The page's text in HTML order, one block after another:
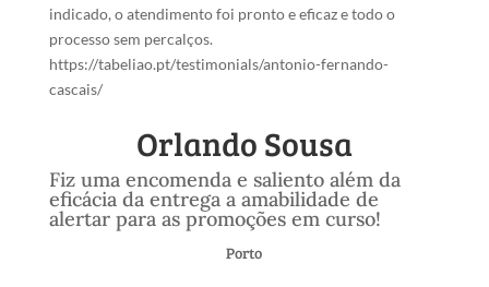
indicado, o atendimento foi pronto e eficaz e todo o
processo sem percalços.
https://tabeliao.pt/testimonials/antonio-fernando-
cascais/
Orlando Sousa
Fiz uma encomenda e saliento além da
eficácia da entrega a amabilidade de
alertar para as promoções em curso!
Porto